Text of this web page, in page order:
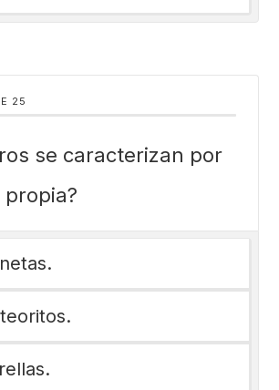
25
se caracterizan por